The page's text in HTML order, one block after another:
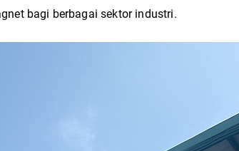
bagi berbagai sektor industri.